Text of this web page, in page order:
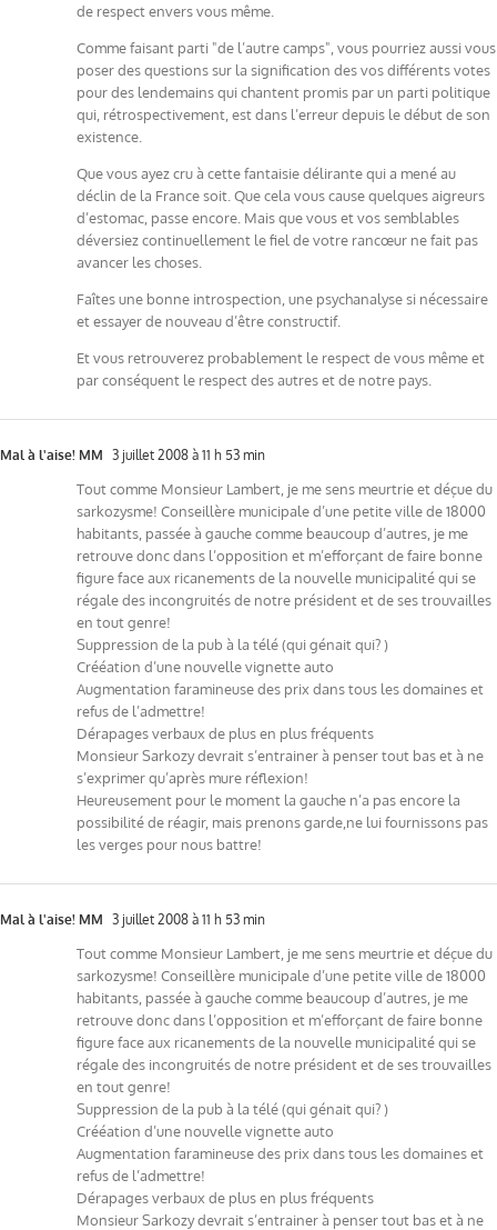
de respect envers vous même.
Comme faisant parti "de l’autre camps", vous pourriez aussi vous
poser des questions sur la signification des vos différents votes
pour des lendemains qui chantent promis par un parti politique
qui, rétrospectivement, est dans l’erreur depuis le début de son
existence.
Que vous ayez cru à cette fantaisie délirante qui a mené au
déclin de la France soit. Que cela vous cause quelques aigreurs
d’estomac, passe encore. Mais que vous et vos semblables
déversiez continuellement le fiel de votre rancœur ne fait pas
avancer les choses.
Faîtes une bonne introspection, une psychanalyse si nécessaire
et essayer de nouveau d’être constructif.
Et vous retrouverez probablement le respect de vous même et
par conséquent le respect des autres et de notre pays.
Mal à l'aise! MM 3 juillet 2008 à 11 h 53 min
Tout comme Monsieur Lambert, je me sens meurtrie et déçue du
sarkozysme! Conseillère municipale d’une petite ville de 18000
habitants, passée à gauche comme beaucoup d’autres, je me
retrouve donc dans l’opposition et m’efforçant de faire bonne
figure face aux ricanements de la nouvelle municipalité qui se
régale des incongruités de notre président et de ses trouvailles
en tout genre!
Suppression de la pub à la télé (qui génait qui? )
Crééation d’une nouvelle vignette auto
Augmentation faramineuse des prix dans tous les domaines et
refus de l’admettre!
Dérapages verbaux de plus en plus fréquents
Monsieur Sarkozy devrait s’entrainer à penser tout bas et à ne
s’exprimer qu’après mure réflexion!
Heureusement pour le moment la gauche n’a pas encore la
possibilité de réagir, mais prenons garde,ne lui fournissons pas
les verges pour nous battre!
Mal à l'aise! MM 3 juillet 2008 à 11 h 53 min
Tout comme Monsieur Lambert, je me sens meurtrie et déçue du
sarkozysme! Conseillère municipale d’une petite ville de 18000
habitants, passée à gauche comme beaucoup d’autres, je me
retrouve donc dans l’opposition et m’efforçant de faire bonne
figure face aux ricanements de la nouvelle municipalité qui se
régale des incongruités de notre président et de ses trouvailles
en tout genre!
Suppression de la pub à la télé (qui génait qui? )
Crééation d’une nouvelle vignette auto
Augmentation faramineuse des prix dans tous les domaines et
refus de l’admettre!
Dérapages verbaux de plus en plus fréquents
Monsieur Sarkozy devrait s’entrainer à penser tout bas et à ne